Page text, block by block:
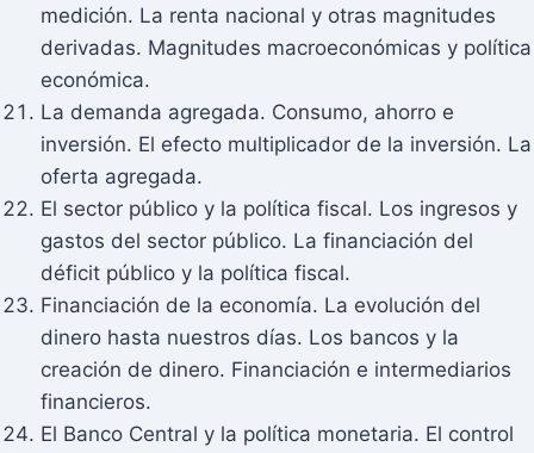
medición. La renta nacional y otras magnitudes
derivadas. Magnitudes macroeconómicas y política
económica.
La demanda agregada. Consumo, ahorro e
inversión. El efecto multiplicador de la inversión. La
oferta agregada.
El sector público y la política fiscal. Los ingresos y
gastos del sector público. La financiación del
déficit público y la política fiscal.
Financiación de la economía. La evolución del
dinero hasta nuestros días. Los bancos y la
creación de dinero. Financiación e intermediarios
financieros.
El Banco Central y la política monetaria. El control